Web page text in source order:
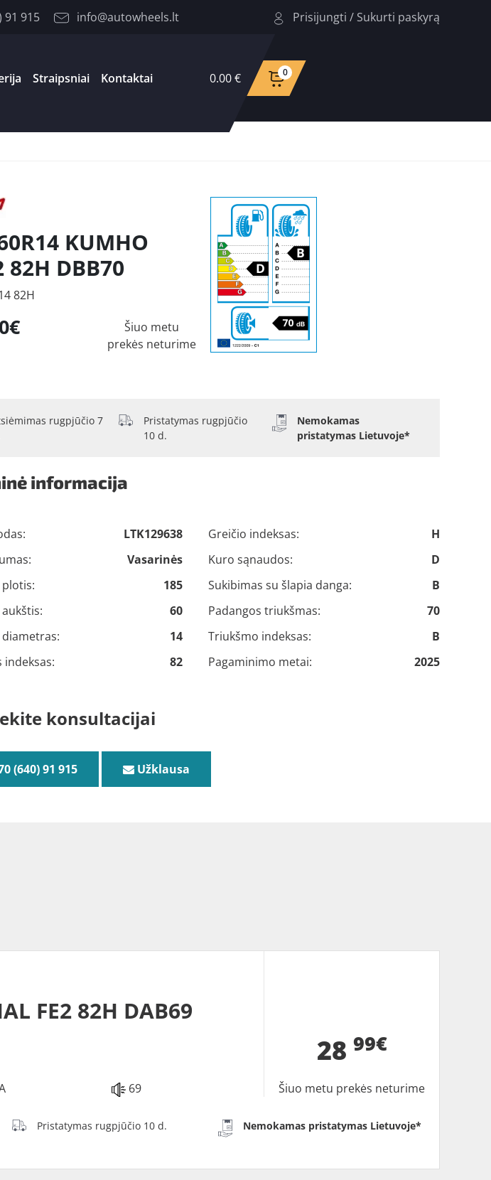
91 915 info@autowheels.lt Prisijungti / Sukurti paskyrą
Straipsniai Kontaktai 0.00 € 0
KUMHO
82H DBB70
82H
Šiuo metu
prekės neturime
rugpjūčio 7
Pristatymas rugpjūčio
10 d.
Nemokamas
pristatymas Lietuvoje*
informacija
LTK129638
Vasarinės
185
60
14
indeksas:
82
Greičio indeksas:
H
Kuro sąnaudos:
D
Sukibimas su šlapia danga:
B
Padangos triukšmas:
70
Triukšmo indeksas:
B
Pagaminimo metai:
2025
konsultacijai
(640) 91 915 Užklausa
FE2 82H DAB69
69
28 99€
Šiuo metu prekės neturime
Pristatymas rugpjūčio 10 d. Nemokamas pristatymas Lietuvoje*